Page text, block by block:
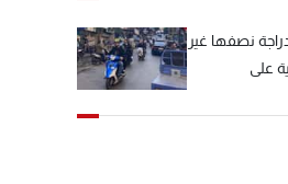
ألف دراجة نصفها غير
على